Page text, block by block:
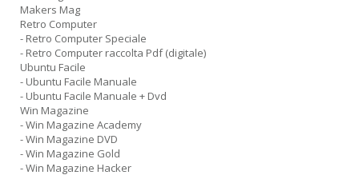
Makers Mag
Retro Computer
- Retro Computer Speciale
- Retro Computer raccolta Pdf (digitale)
Ubuntu Facile
- Ubuntu Facile Manuale
- Ubuntu Facile Manuale + Dvd
Win Magazine
- Win Magazine Academy
- Win Magazine DVD
- Win Magazine Gold
- Win Magazine Hacker